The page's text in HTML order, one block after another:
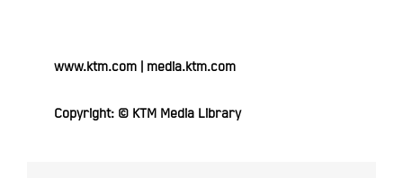
www.ktm.com| media.ktm.com
Copyright: © KTM Media Library